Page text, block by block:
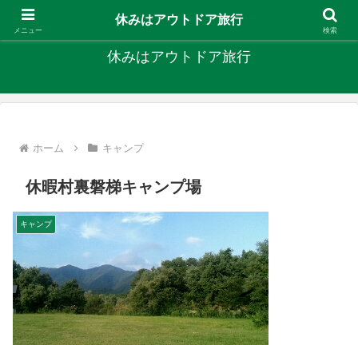
キャンプ、釣り、旅行など外遊びを楽しんでます
休みはアウトドア旅行
ホーム キャンプ
休暇村裏磐梯キャンプ場
キャンプ
メニュー
休みはアウトドア旅行
検索